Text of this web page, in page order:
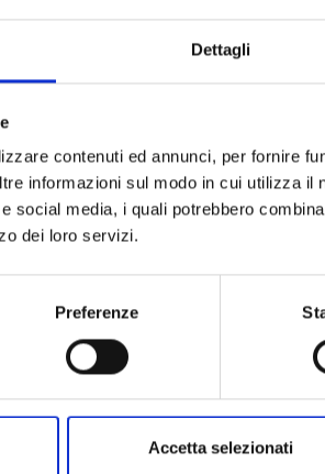
Dettagli
contenuti ed annunci, per fornire
informazioni sul modo in cui utilizza
social media, i quali potrebbero
dei loro servizi.
Preferenze
Accetta selezionati
POSTI
Disponibili
PROMOZIONALE "CINEMA
EVENTUALI DIRITTI DI PREVENDITA.